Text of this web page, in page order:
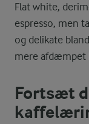
Flat white,
espresso, men
og delikate
mere afdæmpet
Fortsæt